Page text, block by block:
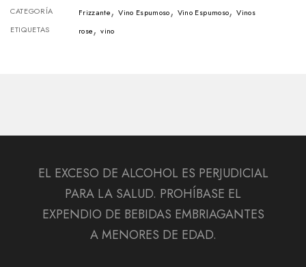
CATEGORÍA Frizzante,Vino Espumoso, Vino Espumoso,Vinos
ETIQUETAS
rose,vino
EL EXCESO DE ALCOHOL ES PERJUDICIAL
PARA LA SALUD. PROHÍBASE EL
EXPENDIO DE BEBIDAS EMBRIAGANTES
A MENORES DE EDAD.